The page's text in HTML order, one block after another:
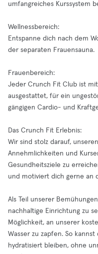
umfangreiches Kurssystem
Wellnessbereich:
Entspanne dich nach dem
der separaten Frauensauna.
Frauenbereich:
Jeder Crunch Fit Club ist
ausgestattet, für ein
gängigen Cardio- und
Das Crunch Fit Erlebnis:
Wir sind stolz darauf,
Annehmlichkeiten und
Gesundheitsziele zu
und motiviert dich gerne an
Als Teil unserer
nachhaltige Einrichtung zu
Möglichkeit, an unserer
Wasser zu zapfen. So
hydratisiert bleiben, ohne